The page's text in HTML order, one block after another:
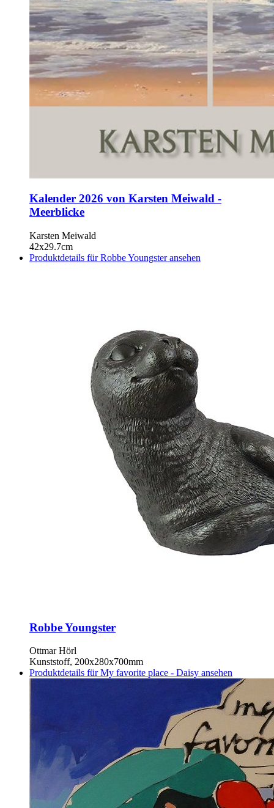
Kalender 2026 von Karsten Meiwald -
Meerblicke
Karsten Meiwald
42x29.7cm
Produktdetails für Robbe Youngster ansehen
Robbe Youngster
Ottmar Hörl
Kunststoff, 200x280x700mm
Produktdetails für My favorite place - Daisy ansehen